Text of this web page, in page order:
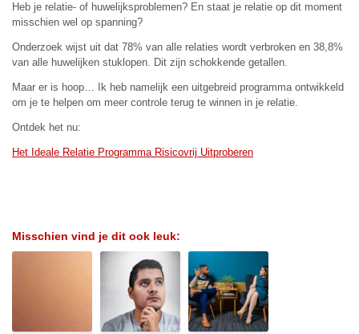
Heb je relatie- of huwelijksproblemen? En staat je relatie op dit moment
misschien wel op spanning?
Onderzoek wijst uit dat 78% van alle relaties wordt verbroken en 38,8%
van alle huwelijken stuklopen. Dit zijn schokkende getallen.
Maar er is hoop… Ik heb namelijk een uitgebreid programma ontwikkeld
om je te helpen om meer controle terug te winnen in je relatie.
Ontdek het nu:
Het Ideale Relatie Programma Risicovrij Uitproberen
Misschien vind je dit ook leuk: